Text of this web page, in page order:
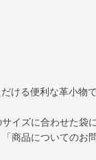
ける便利な革小物
イズに合わせた袋
商品についてのお